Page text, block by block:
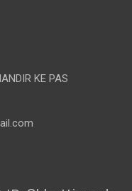
KE PAS